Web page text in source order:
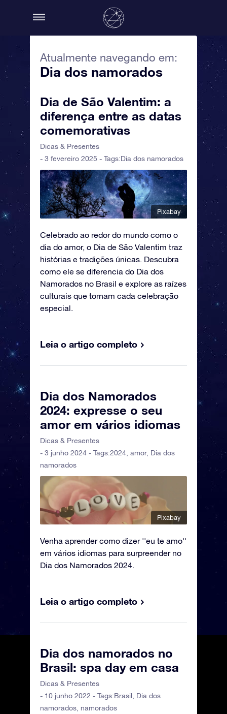
Atualmente navegando em:
Dia dos namorados
Dia de São Valentim: a
diferença entre as datas
comemorativas
Dicas & Presentes
- 3 fevereiro 2025 - Tags:Dia dos namorados
Pixabay
Celebrado ao redor do mundo como o
dia do amor, o Dia de São Valentim traz
histórias e tradições únicas. Descubra
como ele se diferencia do Dia dos
Namorados no Brasil e explore as raízes
culturais que tornam cada celebração
especial.
Leia o artigo completo
Dia dos Namorados
2024: expresse o seu
amor em vários idiomas
Dicas & Presentes
- 3 junho 2024 - Tags:2024 amor, Dia dos
namorados
Pixabay
Venha aprender como dizer ''eu te amo''
em vários idiomas para surpreender no
Dia dos Namorados 2024.
Leia o artigo completo
Dia dos namorados no
Brasil: spa day em casa
Dicas & Presentes
- 10 junho 2022 - Tags:Brasil, Dia dos
namorados, namorados